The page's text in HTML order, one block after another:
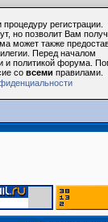
регистрации.
но позволит Вам
может также
Перед началом
и политикой форума.
совсеми правилами.